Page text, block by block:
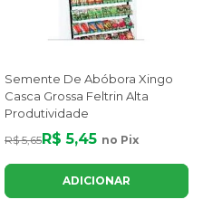
Semente De Abóbora Xingo
Casca Grossa Feltrin Alta
Produtividade
R$ 5,65R$ 5,45 no Pix
ADICIONAR